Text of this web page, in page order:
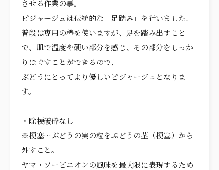
させる作業の事。
ピジャージュは伝統的な「足踏み」を行いました。
普段は専用の棒を使いますが、足を踏み出すこと
で、肌で温度や硬い部分を感じ、その部分をしっか
りほぐすことができるので、
ぶどうにとってより優しいピジャージュとなりま
す。
・除梗破砕なし
※梗塞…ぶどうの実の粒をぶどうの茎（梗塞）から
外すこと。
ヤマ・ソービニオンの風味を最大限に表現するため